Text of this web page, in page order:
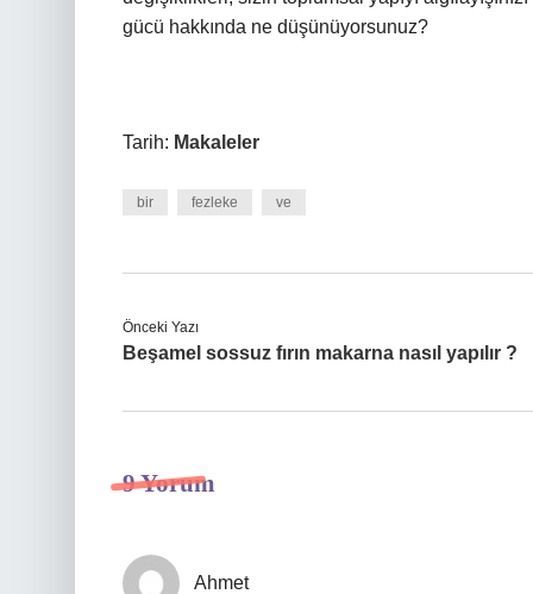
gücü hakkında ne düşünüyorsunuz?
Tarih: Makaleler
bir fezleke ve
Önceki Yazı
Beşamel sossuz fırın makarna nasıl yapılır ?
9 Yorum
Ahmet